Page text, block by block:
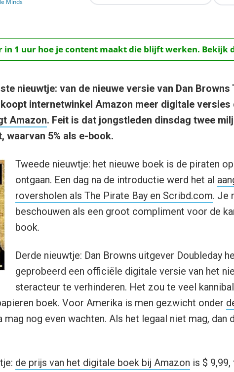
in 1 uur hoe je content maakt die blijft werken. Bekijk
nieuwtje: van de nieuwe versie van Dan Browns
internetwinkel Amazon meer digitale versies
Amazon. Feit is dat jongstleden dinsdag twee
waarvan 5% als e-book.
Tweede nieuwtje: het nieuwe boek is de piraten
ontgaan. Een dag na de introductie werd het al
roversholen als The Pirate Bay en Scribd.com. Je
beschouwen als een groot compliment voor de
book.
Derde nieuwtje: Dan Browns uitgever Doubleday
geprobeerd een officiële digitale versie van het
steracteur te verhinderen. Het zou te veel
boek. Voor Amerika is men gezwicht onder
mag nog even wachten. Als het legaal niet mag, dan
de prijs van het digitale boek bij Amazon is $